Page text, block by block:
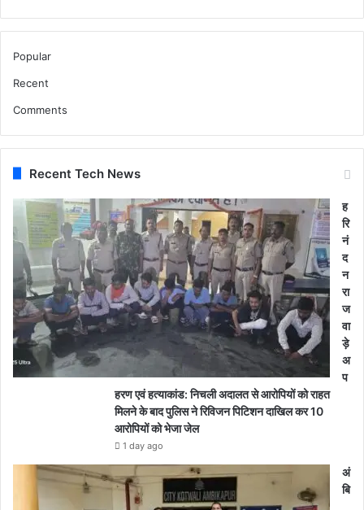
Popular
Recent
Comments
Recent Tech News
ह
रि
नं
द
न
रा
ज
वा
ड़े
अ
प
हरण एवं हत्याकांड: निचली अदालत से आरोपियों को राहत
मिलने के बाद पुलिस ने रिविजन पिटिशन दाखिल कर 10
आरोपियों को भेजा जेल
1 day ago
अं
बि